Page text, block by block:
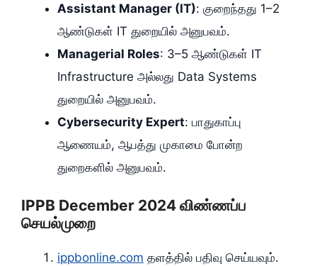
Assistant Manager (IT): குறைந்தது 1–2
ஆண்டுகள் IT துறையில் அனுபவம்.
Managerial Roles: 3–5 ஆண்டுகள் IT
Infrastructure அல்லது Data Systems
துறையில் அனுபவம்.
Cybersecurity Expert: பாதுகாப்பு
ஆணையம், ஆபத்து முகாமை போன்ற
துறைகளில் அனுபவம்.
IPPB December 2024 விண்ணப்ப
செயல்முறை
ippbonline.com தளத்தில் பதிவு செய்யவும்.